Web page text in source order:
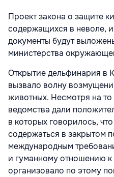
Проект закона о защите
содержащихся в неволе,
документы будут
министерства
Открытие дельфинария в
вызвало волну
животных. Несмотря на
ведомства дали
в которых говорилось,
содержаться в закрытом
международным
и гуманному отношению
организовало по этому